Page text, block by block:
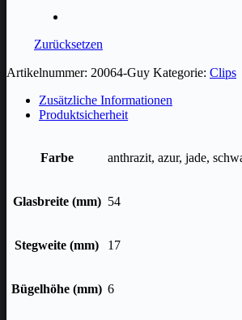
Zurücksetzen
Artikelnummer: 20064-Guy Kategorie: Clips
Zusätzliche Informationen
Produktsicherheit
Farbe anthrazit, azur, jade,
Glasbreite (mm) 54
Stegweite (mm) 17
Bügelhöhe (mm) 6